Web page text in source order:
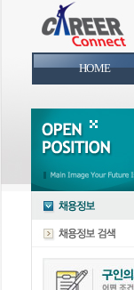
HOME